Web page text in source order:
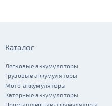
Каталог
Легковые аккумуляторы
Грузовые аккумуляторы
Мото аккумуляторы
Катерные аккумуляторы
Промышленные аккумуляторы